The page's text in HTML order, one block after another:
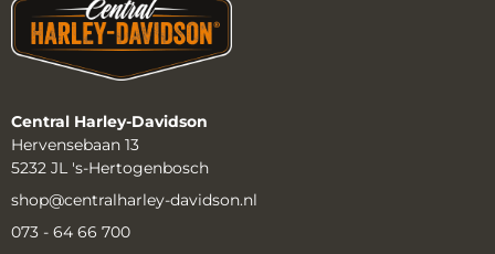
Central Harley-Davidson
Hervensebaan 13
5232 JL 's-Hertogenbosch
shop@centralharley-davidson.nl
073 - 64 66 700